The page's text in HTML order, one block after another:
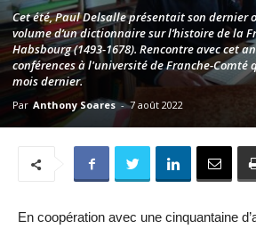
Cet été, Paul Delsalle présentait son dernier
volume d’un dictionnaire sur l’histoire de la
Habsbourg (1493-1678). Rencontre avec cet
conférences à l'université de Franche-
mois dernier.
Par Anthony Soares - 7 août 2022
En coopération avec une cinquantaine